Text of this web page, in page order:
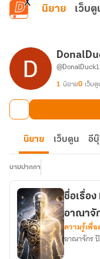
ข้ามไปยังเนื้อหาหลัก
นิยาย เว็บตู
1 นิยาย0 เว็บตู
นิยาย เว็บตูน อี
นามปากกา
ชื่อเรื่อ
อาณาจั
ความรู้เพื่
อาณาจักร